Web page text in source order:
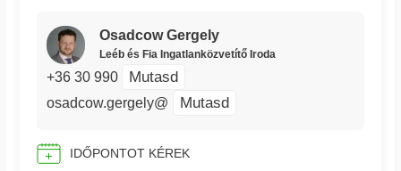
Osadcow Gergely
Leéb és Fia Ingatlanközvetítő Iroda
+36 30 990 Mutasd
osadcow.gergely@ Mutasd
IDŐPONTOT KÉREK